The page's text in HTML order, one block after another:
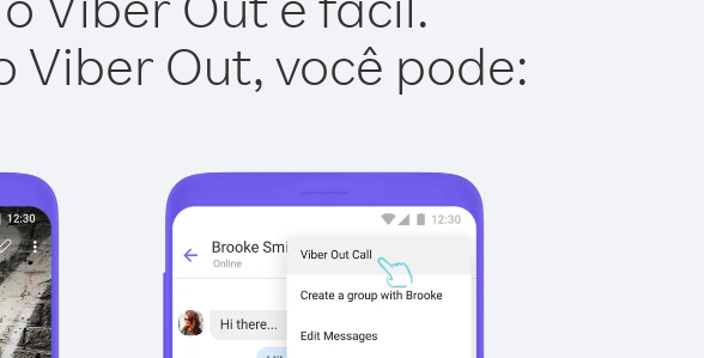
Viber Out, você pode: